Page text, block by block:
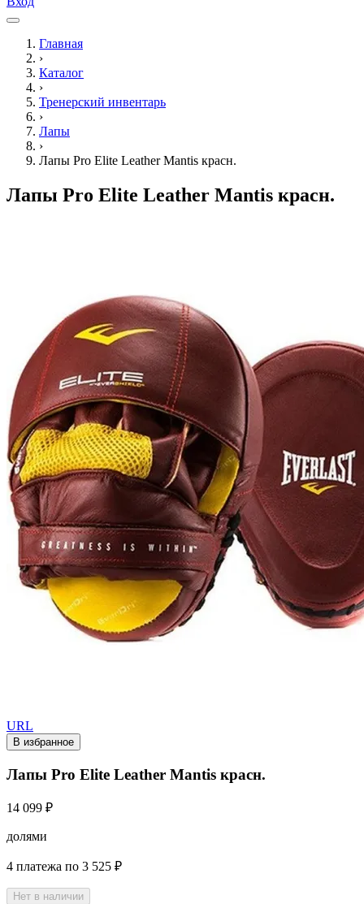
Главная
›
Каталог
›
Тренерский инвентарь
›
Лапы
›
Лапы Pro Elite Leather Mantis красн.
Лапы Pro Elite Leather Mantis красн.
URL
В избранное
Лапы Pro Elite Leather Mantis красн.
14 099 ₽
долями
4 платежа по 3 525 ₽
Нет в наличии